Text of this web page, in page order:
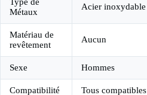
Métaux
Acier inoxydable
Matériau de
revêtement
Aucun
Sexe Hommes
Compatibilité Tous compatibles